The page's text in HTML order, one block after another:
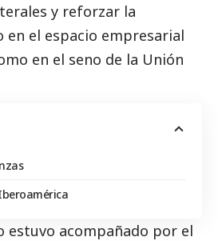
y reforzar la
el espacio empresarial
en el seno de la Unión
acompañado por el